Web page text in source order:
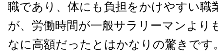
職であり、体にも負担をかけやすい職
が、労働時間が一般サラリーマンより
なに高額だったとはかなりの驚きです